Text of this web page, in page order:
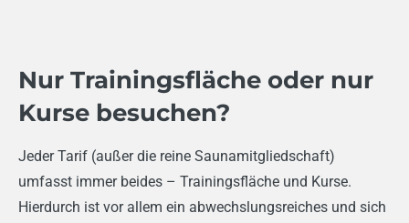
Nur Trainingsfläche oder nur
Kurse besuchen?
Jeder Tarif (außer die reine Saunamitgliedschaft)
umfasst immer beides – Trainingsfläche und Kurse.
Hierdurch ist vor allem ein abwechslungsreiches und sich